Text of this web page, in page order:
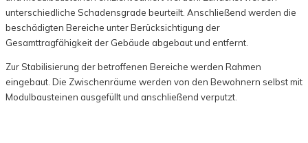
unterschiedliche Schadensgrade beurteilt. Anschließend werden die
beschädigten Bereiche unter Berücksichtigung der
Gesamttragfähigkeit der Gebäude abgebaut und entfernt.
Zur Stabilisierung der betroffenen Bereiche werden Rahmen
eingebaut. Die Zwischenräume werden von den Bewohnern selbst mit
Modulbausteinen ausgefüllt und anschließend verputzt.